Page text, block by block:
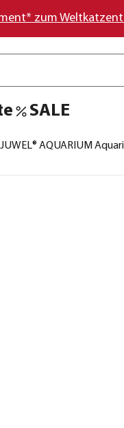
zum
SALE
JUWEL® AQUARIUM